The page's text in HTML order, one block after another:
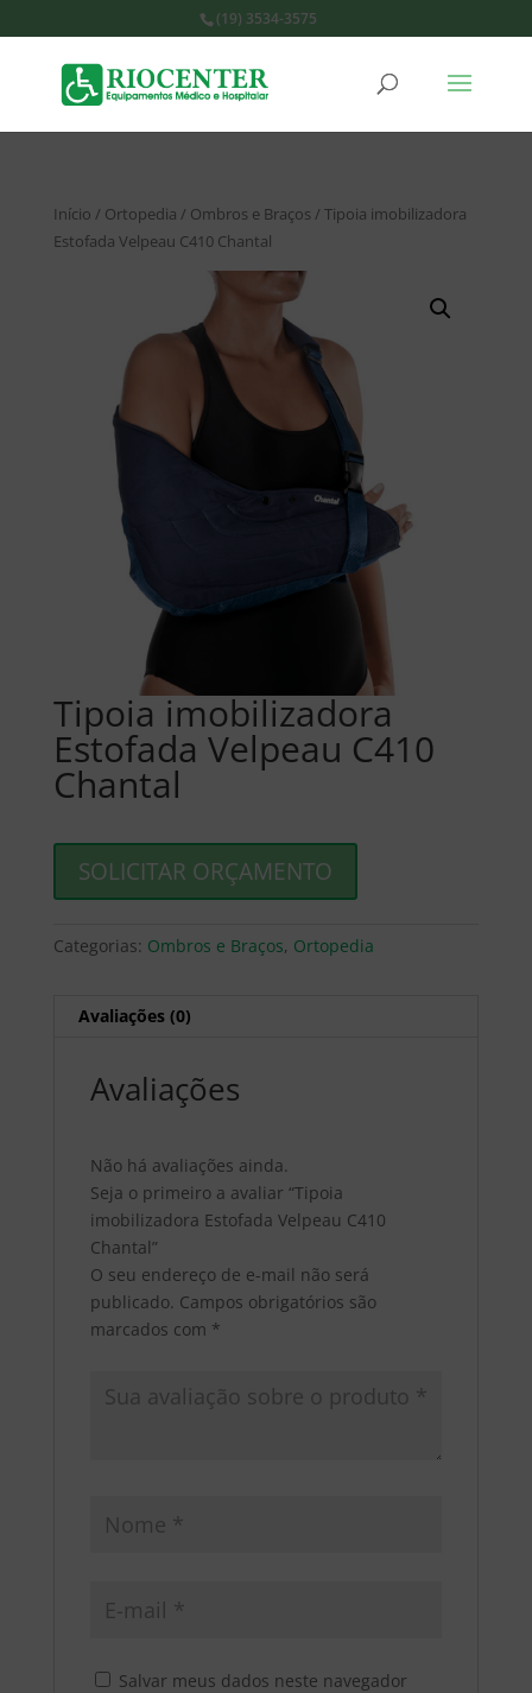
(19) 3534-3575
Início / Ortopedia / Ombros e Braços / Tipoia imobilizadora
Estofada Velpeau C410 Chantal
Tipoia imobilizadora
Estofada Velpeau C410
Chantal
SOLICITAR ORÇAMENTO
Categorias: Ombros e Braços, Ortopedia
Avaliações (0)
Avaliações
Não há avaliações ainda.
Seja o primeiro a avaliar “Tipoia
imobilizadora Estofada Velpeau C410
Chantal”
O seu endereço de e-mail não será
publicado. Campos obrigatórios são
marcados com *
Salvar meus dados neste navegador